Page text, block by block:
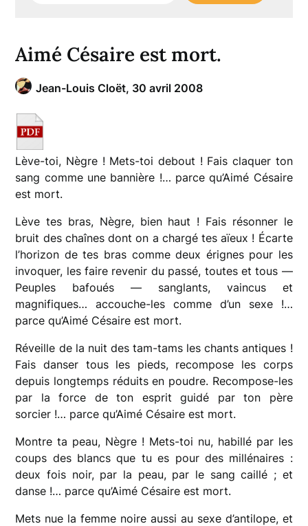
Aimé Césaire est mort.
Jean-Louis Cloët, 30 avril 2008
Lève-toi, Nègre ! Mets-toi debout ! Fais claquer ton
sang comme une bannière !… parce qu’Aimé Césaire
est mort.
Lève tes bras, Nègre, bien haut ! Fais résonner le
bruit des chaînes dont on a chargé tes aïeux ! Écarte
l’horizon de tes bras comme deux érignes pour les
invoquer, les faire revenir du passé, toutes et tous —
Peuples bafoués — sanglants, vaincus et
magnifiques… accouche-les comme d’un sexe !…
parce qu’Aimé Césaire est mort.
Réveille de la nuit des tam-tams les chants antiques !
Fais danser tous les pieds, recompose les corps
depuis longtemps réduits en poudre. Recompose-les
par la force de ton esprit guidé par ton père
sorcier !… parce qu’Aimé Césaire est mort.
Montre ta peau, Nègre ! Mets-toi nu, habillé par les
coups des blancs que tu es pour des millénaires :
deux fois noir, par la peau, par le sang caillé ; et
danse !… parce qu’Aimé Césaire est mort.
Mets nue la femme noire aussi au sexe d’antilope, et